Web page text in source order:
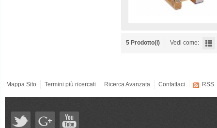
5 Prodotto(i) Vedi come:
Mappa Sito Termini più ricercati Ricerca Avanzata Contattaci RSS